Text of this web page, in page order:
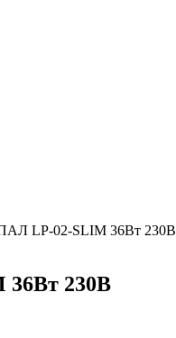
LP-02-SLIM 36Вт 230В
36Вт 230В